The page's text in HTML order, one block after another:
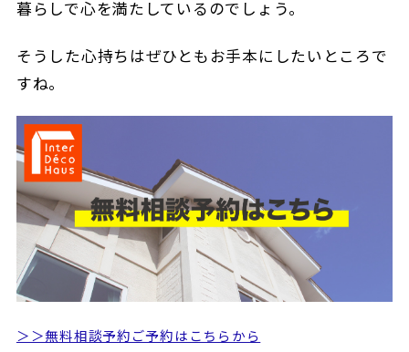
暮らしで心を満たしているのでしょう。
そうした心持ちはぜひともお手本にしたいところで
すね。
＞＞無料相談予約ご予約はこちらから